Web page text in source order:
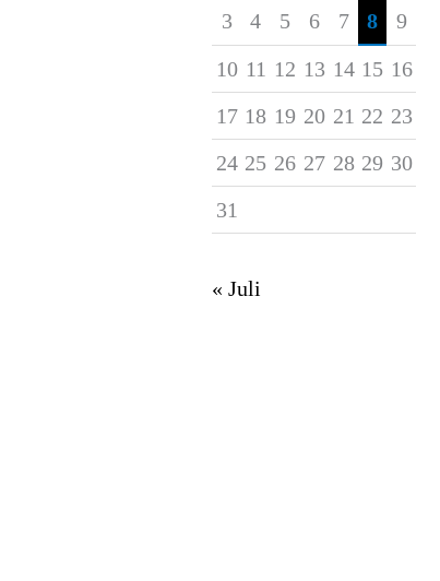
3
4 5 6 7 8
9
10 11 12 13 14 15 16
17 18 19 20 21 22 23
24 25 26 27 28 29 30
31
« Juli